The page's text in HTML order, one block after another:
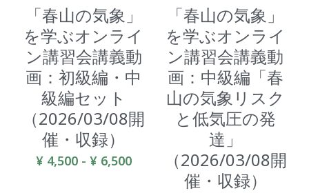
やまスク
検索
「春山の気象」
を学ぶオンライ
ン講習会講義動
画：初級編・中
級編セット
（2026/03/08開
催・収録）
¥ 4,500 - ¥ 6,500
「春山の気象」
を学ぶオンライ
ン講習会講義動
画：中級編「春
山の気象リスク
と低気圧の発
達」
（2026/03/08開
催・収録）